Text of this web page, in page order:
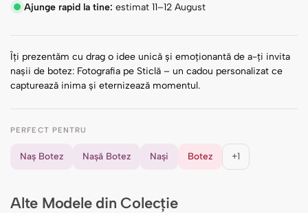
Ajunge rapid la tine: estimat 11–12 August
Îți prezentăm cu drag o idee unică și emoționantă de a-ți invita
nașii de botez: Fotografia pe Sticlă – un cadou personalizat ce
capturează inima și eternizează momentul.
PERFECT PENTRU
Naș Botez Nașă Botez Nași Botez +1
Alte Modele din Colecție